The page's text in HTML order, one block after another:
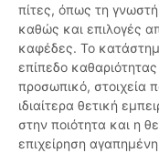
πίτες, όπως τη
καθώς και επιλογές
καφέδες. Το
επίπεδο
προσωπικό, στοιχεία
ιδιαίτερα θετική
στην ποιότητα και η
επιχείρηση